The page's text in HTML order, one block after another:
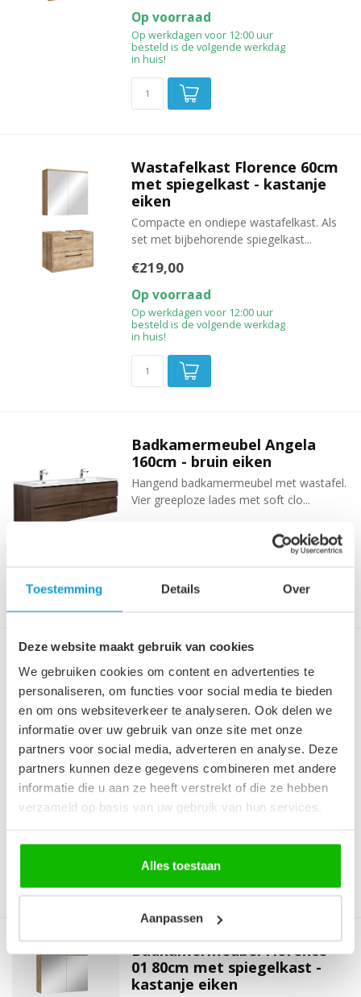
Toestemming Details Over
Deze website maakt gebruik van cookies
We gebruiken cookies om content en advertenties te
personaliseren, om functies voor social media te bieden
en om ons websiteverkeer te analyseren. Ook delen we
informatie over uw gebruik van onze site met onze
partners voor social media, adverteren en analyse. Deze
partners kunnen deze gegevens combineren met andere
informatie die u aan ze heeft verstrekt of die ze hebben
verzameld op basis van uw gebruik van hun services.
Alles toestaan
Aanpassen
Op voorraad
Op werkdagen voor 12:00 uur
besteld is de volgende werkdag
in huis!
Wastafelkast Florence 60cm
met spiegelkast - kastanje
eiken
Compacte en ondiepe wastafelkast. Als
set met bijbehorende spiegelkast...
€219,00
Op voorraad
Op werkdagen voor 12:00 uur
besteld is de volgende werkdag
in huis!
Badkamermeubel Angela
160cm - bruin eiken
Hangend badkamermeubel met wastafel.
Vier greeploze lades met soft clo...
naar de verwachte levertijd!
120cm - wit eiken - met
bovenblad
Badkamermeubel met witte waskom.
Twee lades met soft close en zwarte h...
€599,00
Je bespaart 17%
Op voorraad
in huis!
Badkamermeubel Florence
01 80cm met spiegelkast -
kastanje eiken